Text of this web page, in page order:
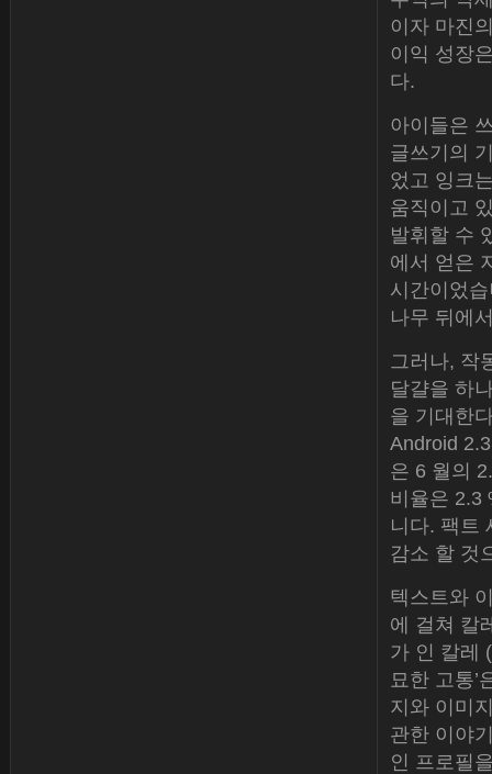
이자 마진
이익 성장
다.
아이들은
글쓰기의
었고 잉크
움직이고
발휘할 수
에서 얻은
시간이었
나무 뒤에
그러나, 작
달걀을 하
을 기대한
Android
은 6 월의
비율은 2.3
니다. 팩트
감소 할 것
텍스트와
에 걸쳐 칼
가 인 칼레
묘한 고통’
지와 이미
관한 이야
인 프로필